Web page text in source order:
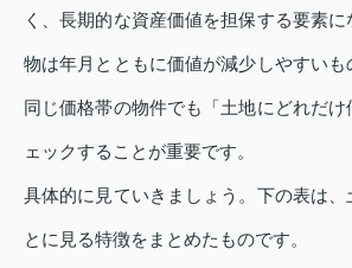
く、長期的な資産価値を担保する要素
物は年月とともに価値が減少しやすいも
同じ価格帯の物件でも「土地にどれだ
ェックすることが重要です。
具体的に見ていきましょう。下の表は
とに見る特徴をまとめたものです。